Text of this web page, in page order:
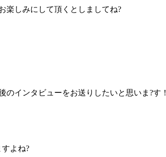
楽しみにして頂くとしましてね?
インタビューをお送りしたいと思いま?す！
よね?